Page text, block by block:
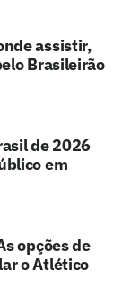
assistir,
Brasileirão
de 2026
em
opções de
o Atlético